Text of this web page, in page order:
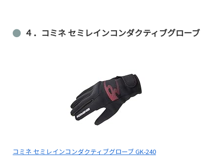
４．コミネ セミレインコンダクティブグローブ
コミネ セミレインコンダクティブグローブ GK-240